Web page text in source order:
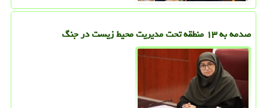
صدمه به ۱۳ منطقه تحت مدیریت محیط زیست در جنگ